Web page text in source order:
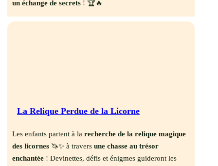
un échange de secrets ! 🏆🔥
La Relique Perdue de la Licorne
Les enfants partent à la recherche de la relique magique
des licornes 🦄✨ à travers une chasse au trésor
enchantée ! Devinettes, défis et énigmes guideront les